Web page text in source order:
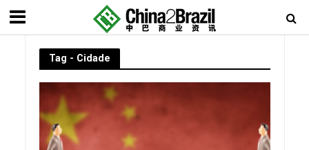
Tag - Cidade